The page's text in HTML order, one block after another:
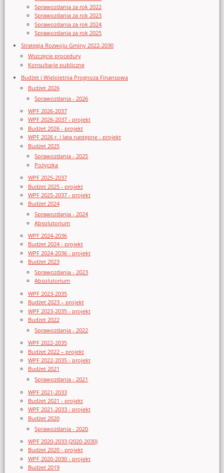
Sprawozdania za rok 2022
Sprawozdania za rok 2023
Sprawozdania za rok 2024
Sprawozdania za rok 2025
Strategia Rozwoju Gminy 2022-2030
Wszczęcie procedury
Konsultacje publiczne
Budżet i Wieloletnia Prognoza Finansowa
Budżet 2026
Sprawozdania - 2026
WPF 2026-2037
WPF 2026-2037 - projekt
Budżet 2026 - projekt
WPF 2026 r. i lata następne - projekt
Budżet 2025
Sprawozdania - 2025
Pożyczka
WPF 2025-2037
Budżet 2025 - projekt
WPF 2025-2037 - projekt
Budżet 2024
Sprawozdania - 2024
Absolutorium
WPF 2024-2036
Budżet 2024 - projekt
WPF 2024-2036 - projekt
Budżet 2023
Sprawozdania - 2023
Absolutorium
WPF 2023-2035
Budżet 2023 – projekt
WPF 2023-2035 - projekt
Budżet 2022
Sprawozdania - 2022
WPF 2022-2035
Budżet 2022 – projekt
WPF 2022-2035 - projekt
Budżet 2021
Sprawozdania - 2021
WPF 2021-2033
Budżet 2021 - projekt
WPF 2021-2033 - projekt
Budżet 2020
Sprawozdania - 2020
WPF 2020-2033 (2020-2030)
Budżet 2020 - projekt
WPF 2020-2030 - projekt
Budżet 2019